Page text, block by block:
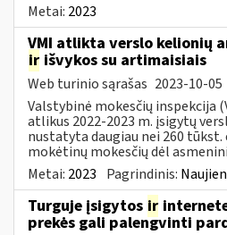
Metai: 2023
VMI atlikta verslo kelionių
ir išvykos su artimaisiais
Web turinio sąrašas 2023-10-05
Valstybinė mokesčių inspekcija
atlikus 2022-2023 m. įsigytų
nustatyta daugiau nei 260
mokėtinų mokesčių dėl
Metai: 2023 Pagrindinis:
Turguje įsigytos ir
prekės gali palengvinti